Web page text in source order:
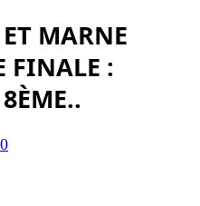
MARNE
FINALE :
0